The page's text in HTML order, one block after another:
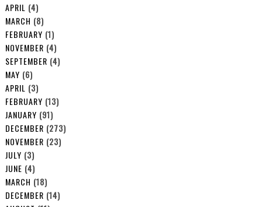
APRIL (4)
MARCH (8)
FEBRUARY (1)
NOVEMBER (4)
SEPTEMBER (4)
MAY (6)
APRIL (3)
FEBRUARY (13)
JANUARY (91)
DECEMBER (273)
NOVEMBER (23)
JULY (3)
JUNE (4)
MARCH (18)
DECEMBER (14)